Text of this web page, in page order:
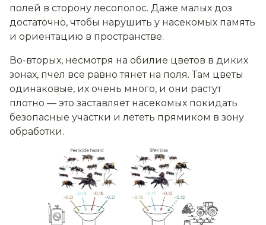
полей в сторону лесополос. Даже малых доз
достаточно, чтобы нарушить у насекомых память
и ориентацию в пространстве.
Во-вторых, несмотря на обилие цветов в диких
зонах, пчел все равно тянет на поля. Там цветы
одинаковые, их очень много, и они растут
плотно — это заставляет насекомых покидать
безопасные участки и лететь прямиком в зону
обработки.